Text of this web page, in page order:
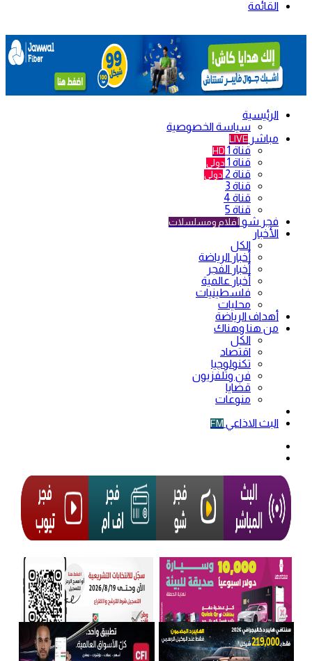
القائمة
الرئيسية
سياسة الخصوصية
مباشر LIVE
قناة 1 HD
قناة 1 دولي
قناة 2 دولي
قناة 3
قناة 4
قناة 5
فجر شو أفلام ومسلسلات
الأخبار
الكل
أخبار الرياضة
أخبار الفجر
أخبار عالمية
فلسطينيات
محليات
أهداف الرياضة
من هنا وهناك
الكل
اقتصاد
تكنولوجيا
فن وتلفزيون
قضايا
منوعات
البث الاذاعي FM